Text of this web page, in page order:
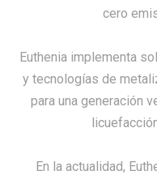
cero
Euthenia implementa
y tecnologías de
para una generación
En la actualidad,